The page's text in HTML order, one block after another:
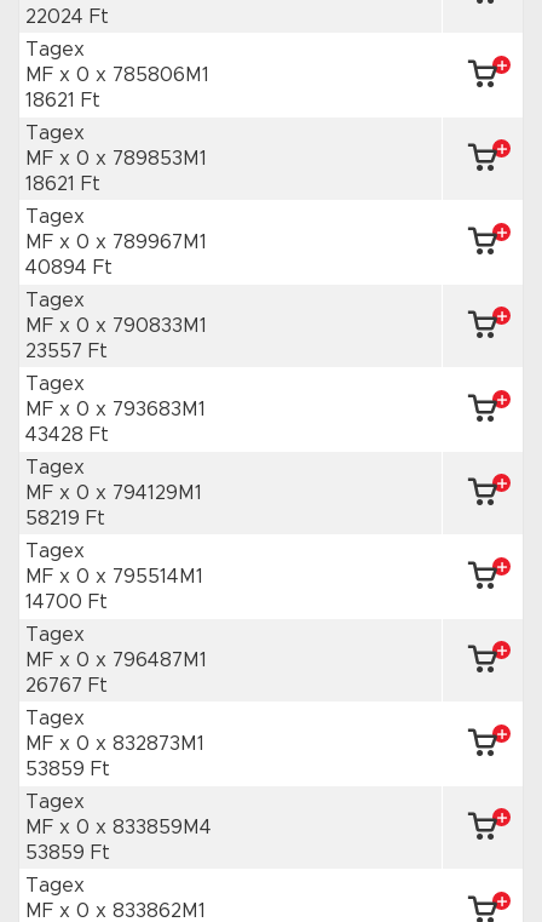
22024 Ft
Tagex
MF x 0 x 785806M1
18621 Ft
Tagex
MF x 0 x 789853M1
18621 Ft
Tagex
MF x 0 x 789967M1
40894 Ft
Tagex
MF x 0 x 790833M1
23557 Ft
Tagex
MF x 0 x 793683M1
43428 Ft
Tagex
MF x 0 x 794129M1
58219 Ft
Tagex
MF x 0 x 795514M1
14700 Ft
Tagex
MF x 0 x 796487M1
26767 Ft
Tagex
MF x 0 x 832873M1
53859 Ft
Tagex
MF x 0 x 833859M4
53859 Ft
Tagex
MF x 0 x 833862M1